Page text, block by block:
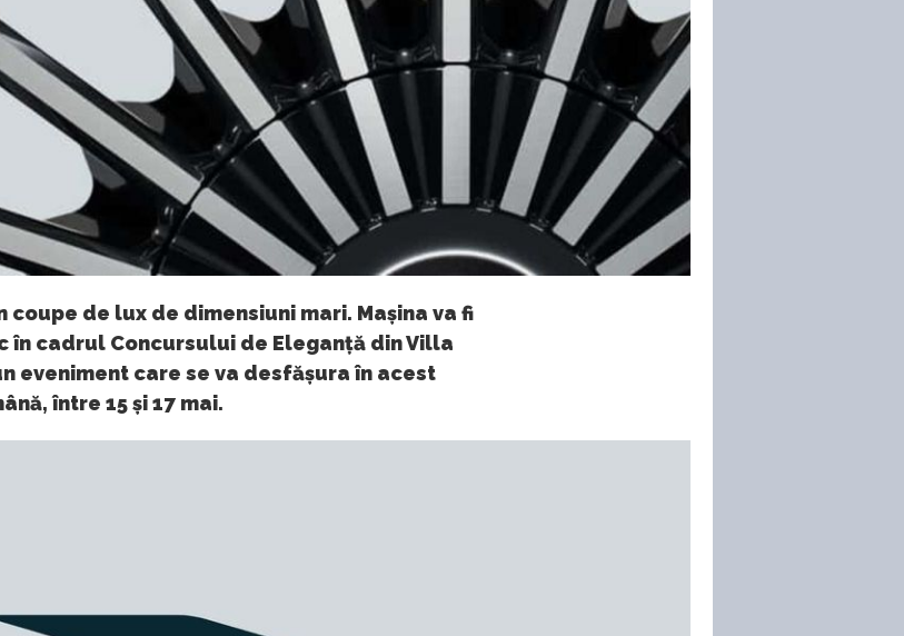
coupe de lux de dimensiuni mari. Mașina va fi
în cadrul Concursului de Eleganță din Villa
eveniment care se va desfășura în acest
între 15 și 17 mai.